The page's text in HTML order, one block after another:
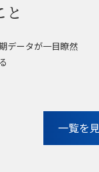
と
データが一目瞭然
一覧を